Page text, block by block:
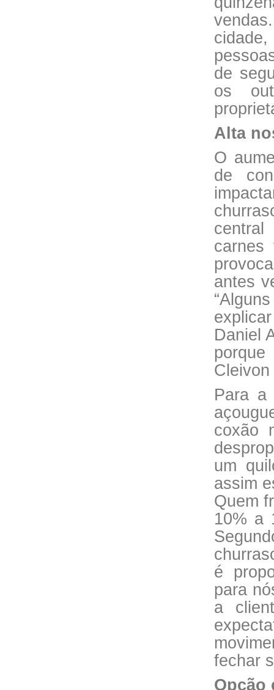
de
os
Alta
O
de
antes
Daniel
Para a
coxão
um
assim
Quem
10% a
é
para
a
fechar
Opção